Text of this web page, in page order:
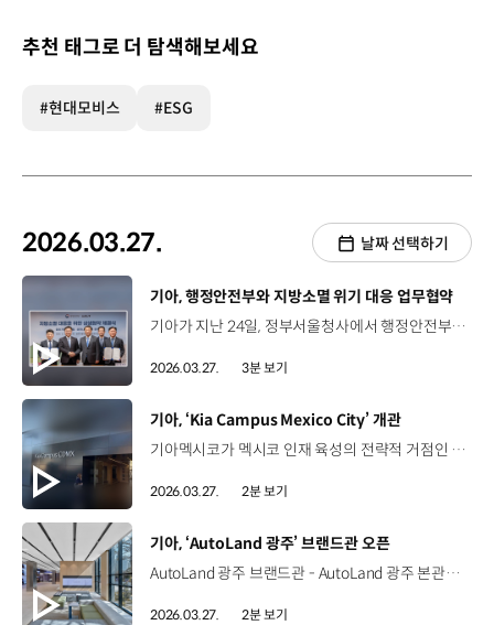
추천 태그로 더 탐색해보세요
#현대모비스 #ESG
2026.03.27. 날짜 선택하기
[동영상]
기아, 행정안전부와 지방소멸 위기 대응 업무협약
기아가 지난 24일, 정부서울청사에서 행정안전부와 ‘지방소멸 대응을 위한 상생 업무협약’을 체결했습니다. 이에 따라 양측은 소멸위기지역 고령층을 대상으로 PBV를 활용한 신선식품 무료배송 서비스를 론칭하고, 소멸위기지역의 신선식품 접근성 개선에 나섭니다. 최준영 사장 / 기아 대표이사당사의 목적 기반 맞춤형 차량인 PBV를 활용을 해서 사회 문제 해결에 기여하게 되어서 저희 기아 역시 대단히 영광스럽게 생각합니다. 금일 행정안전부와의 업무협약 체결은 민관이 힘을 합쳐 실질적인 사회 문제 해결을 시작하는 첫 걸음이라는 데 큰 의의가 있다고 생각합니다. 윤호중 장관 / 행정안전부지방소멸은 단순히 지역의 문제가 아니라 국가의 지속가능성을 좌우하는 중대한 과제입니다. 정부만으로는 해결할 수 없는 이 문제에 기업이 적극적으로 참여와 협력을 더해 주신 점에 감사드리면서 이번 협약을 통해 어디에 살든 기본이 보장되는 나라를 현장에서 구현해 나가겠다는 말씀을 드립니다. 서비스 운영을 위해 기아는 이동형 냉장고와 냉동고를 탑재한 ‘PV5 카고’ 모델을 투입하고, 지역 식료품점과의 공급 계약을 통해 신선식품의 조달을 원활히 할 예정입니다. 이덕현 상무 / 기아 지속가능경영실65세 이상 고령층이 전화로 필요한 신선식품을 주문하시면 일반 시중가보다 저렴한 가격으로 식품을 조달·공급할 계획입니다. 행정안전부는 지방정부와 협력해 차량 기지, 충전소 등의 신선식품 배송 기반 조성과 배송 사업을 실행할 사회 연대 경제 조직의 육성을 담당합니다. 이번 사업은 올해 2분기 중 경북 의성군에서 시작해 연내 1개 지자체를 추가 선정하고 점차 확대해 나가는데요. 기아는 소멸위기지역 고령층의 정주(定住) 여건을 개선하고 지방소멸 문제 해소에 기여하는 등 기업의 사회적 책임을 다할 예정입니다.
2026.03.27. 3분 보기
[동영상]
기아, ‘Kia Campus Mexico City’ 개관
기아멕시코가 멕시코 인재 육성의 전략적 거점인 '기아 캠퍼스 멕시코시티'를 공식 개관하며 교육 서비스 혁신에 나섰습니다. 지난 19일 열린 개관식에는 기아 멕시코 법인 및 멕시코시티 관계자 등 100여 명이 참석했습니다. 김영삼 상무 / 기아 멕시코 법인장‘기아 캠퍼스 멕시코시티’는 앞으로 수년간 우리의 성공을 이끌어갈 탄탄한 기반을 만들어가고 있습니다. 감사합니다.‘KIA campus CDMX’ It is building unshakable foundation of excellence that will drive our success for years to come. Thank you very much. muchas gracias. 멕시코시티 중심부에 위치한 총 3,800m² 규모의 신규 교육센터는 실제 딜러십의 비즈니스 환경을 그대로 재현한 다양한 영업 교육 공간과 함께 정비 및 판금·도장 서비스 실습 공간, 엔진·변속기 부분 수리를 위한 실습장과 같은 기술 교육 공간 등이 구축됐습니다. ‘기아 캠퍼스 멕시코시티’는 교육 역량을 기존 교육장 대비 36% 확대하는데요. 올 한 해 동안 4,600명을 대상으로, 총 18만 시간의 교육을 진행하게 됩니다. 이 밖에도 기아멕시코는 올해 말까지 판매·서비스 거점을 현재 123개에서 131개까지 확대해 전반적인 고객 경험 강화를 추진하는 한편 ‘기아 캠퍼스 멕시코시티’의 인재 육성 모델을 멕시코 주요 지역으로 넓혀나갈 계획입니다.
2026.03.27. 2분 보기
[동영상]
기아, ‘AutoLand 광주’ 브랜드관 오픈
AutoLand 광주 브랜드관 - AutoLand 광주 본관동 1층 베스트 셀링카부터 EV까지 기아의 대표 생산 거점 ‘AutoLand 광주’ ‘오토랜드 광명’, ‘오토랜드 화성’에 이은 세 번째 고객 체험형 브랜드관 개관 기아의 브랜드 철학과 AutoLand 광주를 소개하는 ‘Auditorium’ 전동화 기술이 이끄는 일상의 변화를 만나는 ‘EV to Life’ 헤드램프의 빛으로 구현한 기아 브랜드의 진보 과정 ‘The Light of Origins’ ADAS, AI 어시스턴트 등 첨단 기술을 체험할 수 있는 'EV 익스피리언스 존’ 기아와 타이거즈가 함께한 영광의 순간을 담은 ‘Kia Tigers’ ‘셀토스’, ‘EV5’ 등 오토랜드 광주 대표 차종의 ‘생산 라인 투어’ 진행 기아의 차별화된 생산 기술 비전 및 브랜드 스토리를 직접 체험하는 시간 “차별화된 경험으로 고객에게 브랜드 철학을 전합니다”
2026.03.27. 2분 보기